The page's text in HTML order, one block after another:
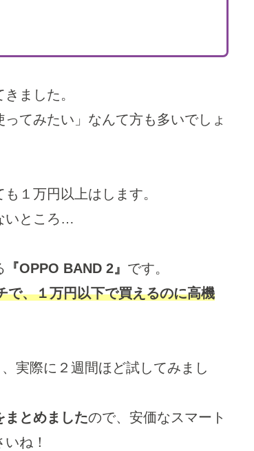
ました。
てみたい」なんて方も多いでしょ
１万円以上はします。
いところ…
『OPPO BAND 2』 です。
で、１万円以下で買えるのに高機
実際に２週間ほど試してみまし
まとめましたので、安価なスマート
ね！